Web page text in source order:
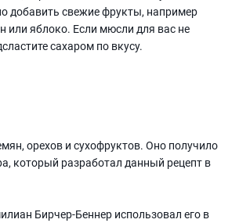
добавить свежие фрукты, например
или яблоко. Если мюсли для вас не
сахаром по вкусу.
орехов и сухофруктов. Оно получило
который разработал данный рецепт в
Бирчер-Беннер использовал его в